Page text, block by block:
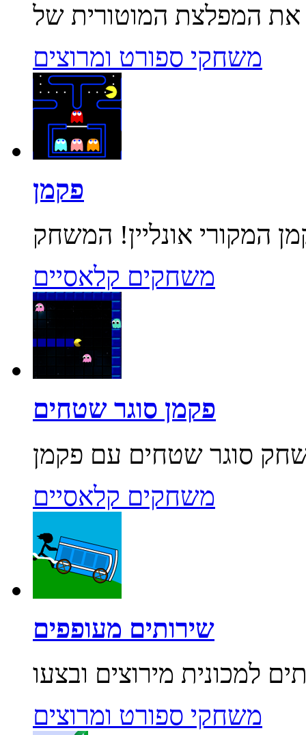
משחקי ספורט ומרוצים
פקמן
משחקים קלאסיים
פקמן סוגר שטחים
משחקים קלאסיים
שירותים מעופפים
משחקי ספורט ומרוצים